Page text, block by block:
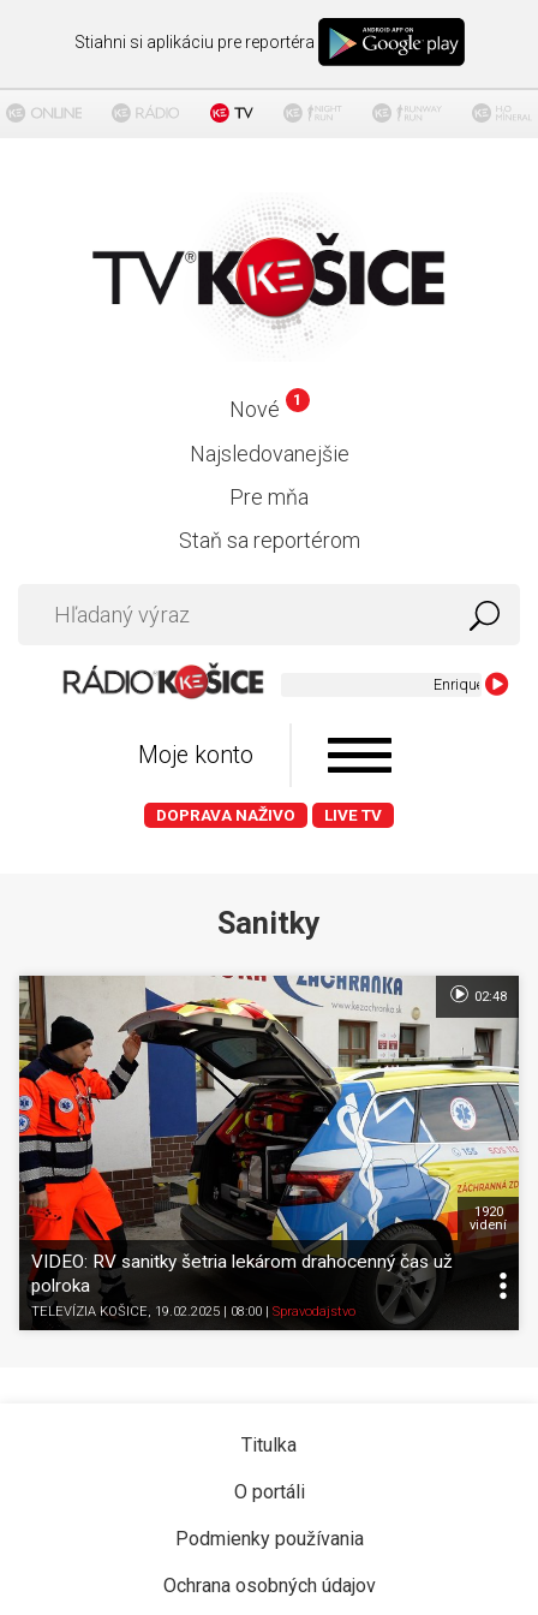
Stiahni si aplikáciu pre reportéra
Nové 1
Najsledovanejšie
Pre mňa
Staň sa reportérom
Enrique Iglesias
Moje konto
DOPRAVA NAŽIVO LIVE TV
Sanitky
VIDEO: RV sanitky šetria lekárom drahocenný čas už
polroka
TELEVÍZIA KOŠICE, 19.02.2025 | 08:00 Spravodajstvo
1920
videní
02:48
Titulka
O portáli
Podmienky používania
Ochrana osobných údajov